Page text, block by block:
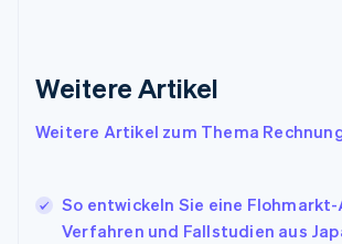
Weitere Artikel
Weitere Artikel zum Thema
So entwickeln Sie eine Flohmarkt-
Verfahren und Fallstudien aus
Indien
Irland
ItalianoEnglish
Japan